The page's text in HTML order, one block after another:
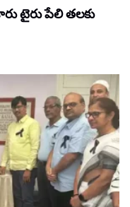
టైరు పేలి తలకు